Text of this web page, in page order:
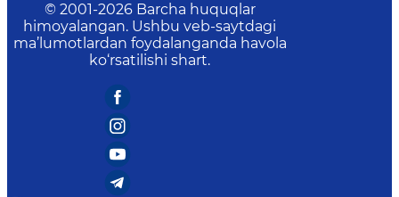
© 2001-2026 Barcha huquqlar
himoyalangan. Ushbu veb-saytdagi
ma’lumotlardan foydalanganda havola
ko‘rsatilishi shart.